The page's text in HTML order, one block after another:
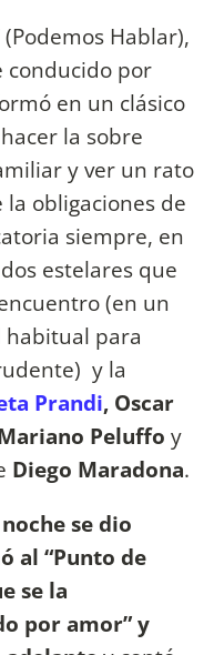
(Podemos Hablar),
conducido por
en un clásico
la sobre
y ver un rato
obligaciones de
siempre, en
estelares que
(en un
habitual para
y la
Prandi, Oscar
Peluffo y
Diego Maradona.
se dio
al “Punto de
se la
por amor” y